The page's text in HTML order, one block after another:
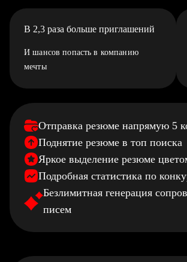
В 2,3 раза больше приглашений
И шансов попасть в компанию
мечты
Отправка резюме напрямую 5
Поднятие резюме в топ поиска
Яркое выделение резюме
Подробная статистика по
Безлимитная генерация
писем